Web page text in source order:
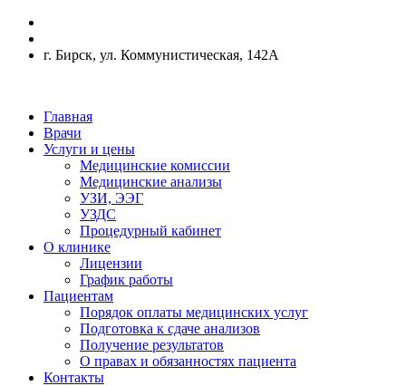
г. Бирск, ул. Коммунистическая, 142А
Главная
Врачи
Услуги и цены
Медицинские комиссии
Медицинские анализы
УЗИ, ЭЭГ
УЗДС
Процедурный кабинет
О клинике
Лицензии
График работы
Пациентам
Порядок оплаты медицинских услуг
Подготовка к сдаче анализов
Получение результатов
О правах и обязанностях пациента
Контакты